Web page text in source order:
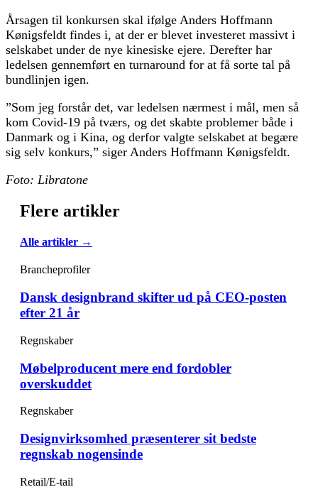
Årsagen til konkursen skal ifølge Anders Hoffmann
Kønigsfeldt findes i, at der er blevet investeret massivt i
selskabet under de nye kinesiske ejere. Derefter har
ledelsen gennemført en turnaround for at få sorte tal på
bundlinjen igen.
”Som jeg forstår det, var ledelsen nærmest i mål, men så
kom Covid-19 på tværs, og det skabte problemer både i
Danmark og i Kina, og derfor valgte selskabet at begære
sig selv konkurs,” siger Anders Hoffmann Kønigsfeldt.
Foto: Libratone
Flere artikler
Alle artikler →
Brancheprofiler
Dansk designbrand skifter ud på CEO-posten
efter 21 år
Regnskaber
Møbelproducent mere end fordobler
overskuddet
Regnskaber
Designvirksomhed præsenterer sit bedste
regnskab nogensinde
Retail/E-tail